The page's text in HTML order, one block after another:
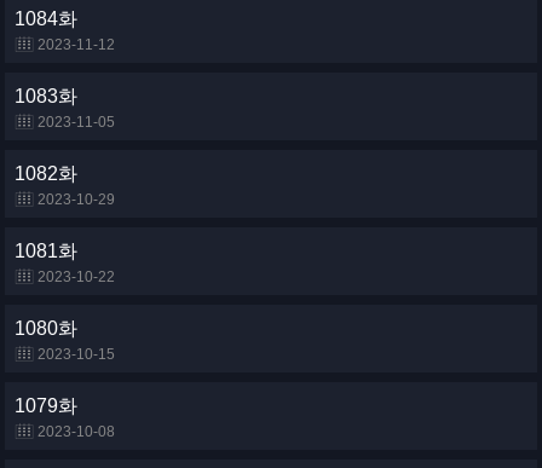
1084화
2023-11-12
1083화
2023-11-05
1082화
2023-10-29
1081화
2023-10-22
1080화
2023-10-15
1079화
2023-10-08